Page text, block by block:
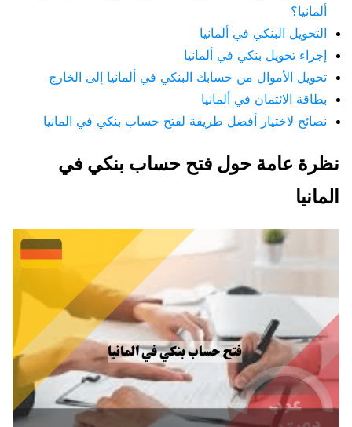
ألمانيا؟
التحويل البنكي في ألمانيا
إجراء تحويل بنكي في ألمانيا
تحويل الأموال من حسابك البنكي في ألمانيا إلى الخارج
بطاقة الائتمان في ألمانيا
نصائح لاختيار أفضل طريقة لفتح حساب بنكي في المانيا
نظرة عامة حول فتح حساب بنكي في
المانيا